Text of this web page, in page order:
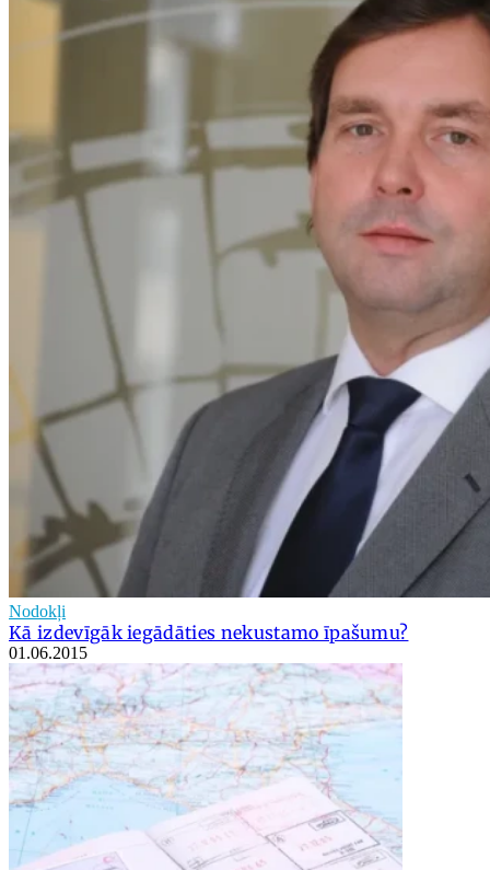
Nodokļi
Kā izdevīgāk iegādāties nekustamo īpašumu?
01.06.2015